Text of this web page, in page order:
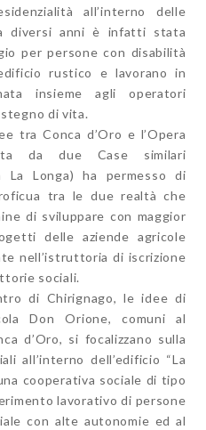
all’interno delle
diversi anni è infatti stata
per persone con disabilità
rustico e lavorano in
insieme agli operatori
di vita.
tra Conca d’Oro e l’Opera
da due Case similari
La Longa) ha permesso di
tra le due realtà che
di sviluppare con maggior
delle aziende agricole
nell’istruttoria di iscrizione
sociali.
di Chirignago, le idee di
Don Orione, comuni al
d’Oro, si focalizzano sulla
all’interno dell’edificio “La
cooperativa sociale di tipo
lavorativo di persone
con alte autonomie ed al